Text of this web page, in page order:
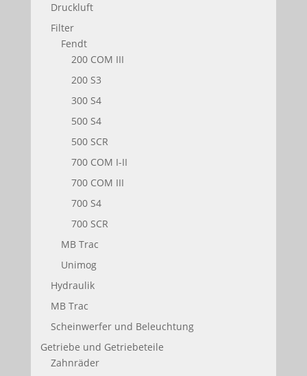
Druckluft
Filter
Fendt
200 COM III
200 S3
300 S4
500 S4
500 SCR
700 COM I-II
700 COM III
700 S4
700 SCR
MB Trac
Unimog
Hydraulik
MB Trac
Scheinwerfer und Beleuchtung
Getriebe und Getriebeteile
Zahnräder